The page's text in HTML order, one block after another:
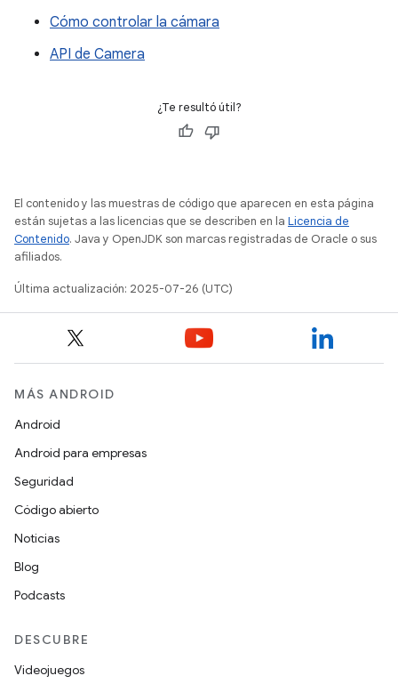
Cómo controlar la cámara
API de Camera
¿Te resultó útil?
El contenido y las muestras de código que aparecen en esta página
están sujetas a las licencias que se describen en la Licencia de
Contenido. Java y OpenJDK son marcas registradas de Oracle o sus
afiliados.
Última actualización: 2025-07-26 (UTC)
MÁS ANDROID
Android
Android para empresas
Seguridad
Código abierto
Noticias
Blog
Podcasts
DESCUBRE
Videojuegos